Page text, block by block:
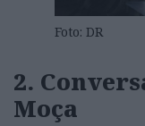
Foto: DR
2.
Moça